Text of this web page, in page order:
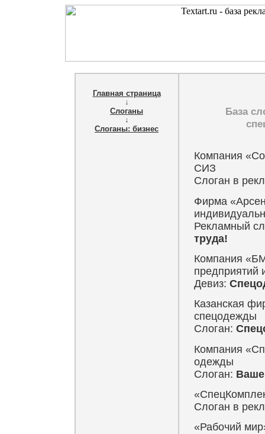
Главная страница
↓
Слоганы
↓
Слоганы: бизнес
База
Компания
СИЗ
Слоган в
Фирма
Рекламный
труда!
Компания
предприятий
Девиз:
Казанская
спецодежды
Слоган:
Компания
одежды
Слоган: Ваше
Слоган в
«Рабочий